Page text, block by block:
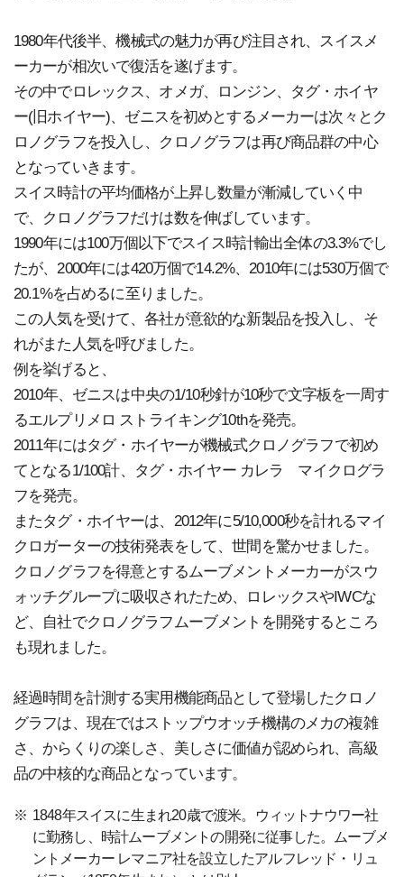
1980年代後半、機械式の魅力が再び注目され、スイスメ
ーカーが相次いで復活を遂げます。
その中でロレックス、オメガ、ロンジン、タグ・ホイヤ
ー(旧ホイヤー)、ゼニスを初めとするメーカーは次々とク
ロノグラフを投入し、クロノグラフは再び商品群の中心
となっていきます。
スイス時計の平均価格が上昇し数量が漸減していく中
で、クロノグラフだけは数を伸ばしています。
1990年には100万個以下でスイス時計輸出全体の3.3%でし
たが、2000年には420万個で14.2%、2010年には530万個で
20.1%を占めるに至りました。
この人気を受けて、各社が意欲的な新製品を投入し、そ
れがまた人気を呼びました。
例を挙げると、
2010年、ゼニスは中央の1/10秒針が10秒で文字板を一周す
るエルプリメロ ストライキング10thを発売。
2011年にはタグ・ホイヤーが機械式クロノグラフで初め
てとなる1/100計、タグ・ホイヤー カレラ マイクログラ
フを発売。
またタグ・ホイヤーは、2012年に5/10,000秒を計れるマイ
クロガーターの技術発表をして、世間を驚かせました。
クロノグラフを得意とするムーブメントメーカーがスウ
ォッチグループに吸収されたため、ロレックスやIWCな
ど、自社でクロノグラフムーブメントを開発するところ
も現れました。
経過時間を計測する実用機能商品として登場したクロノ
グラフは、現在ではストップウオッチ機構のメカの複雑
さ、からくりの楽しさ、美しさに価値が認められ、高級
品の中核的な商品となっています。
※ 1848年スイスに生まれ20歳で渡米。ウィットナウワー社
に勤務し、時計ムーブメントの開発に従事した。ムーブメ
ントメーカー レマニア社を設立したアルフレッド・リュ